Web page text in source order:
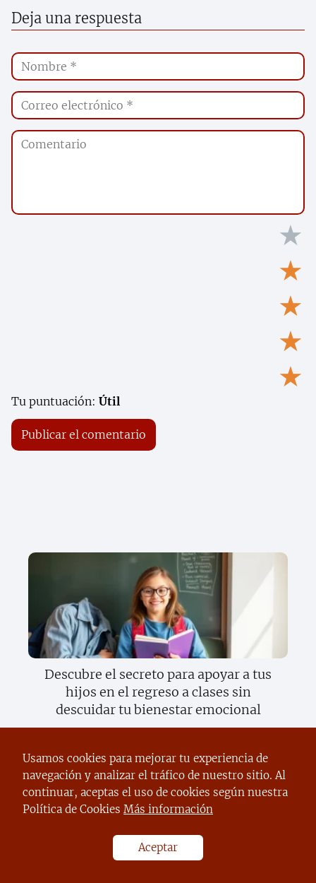
Deja una respuesta
★
★
★
★
★
Tu puntuación: Útil
Descubre el secreto para apoyar a tus
hijos en el regreso a clases sin
descuidar tu bienestar emocional
Descubre el increíble mundo del
Usamos cookies para mejorar tu experiencia de
navegación y analizar el tráfico de nuestro sitio. Al
continuar, aceptas el uso de cookies según nuestra
Política de Cookies Más información
Aceptar